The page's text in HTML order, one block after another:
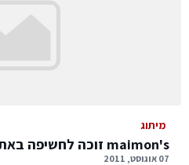
מיתוג
maimon's זוכה לחשיפה באתר עיצוב בינלאומי
07 אוגוסט, 2011